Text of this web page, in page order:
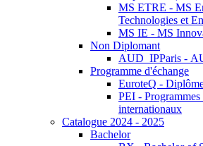
MS ETRE - MS
Technologies et
MS IE - MS
Non Diplomant
AUD_IPParis -
Programme d'échange
EuroteQ -
PEI - Programmes
internationaux
Catalogue 2024 - 2025
Bachelor